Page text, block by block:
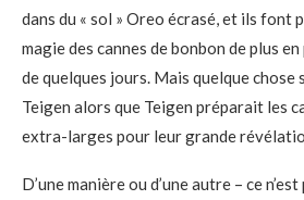
dans du « sol » Oreo écrasé, et ils font
magie des cannes de bonbon de plus
de quelques jours. Mais quelque chose
Teigen alors que Teigen préparait les
extra-larges pour leur grande
D’une manière ou d’une autre – ce